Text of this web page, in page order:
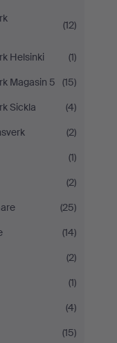
(12)
Helsinki
(1)
Magasin 5
(15)
Sickla
(4)
(2)
(1)
(2)
(25)
(14)
(2)
(1)
(4)
(15)